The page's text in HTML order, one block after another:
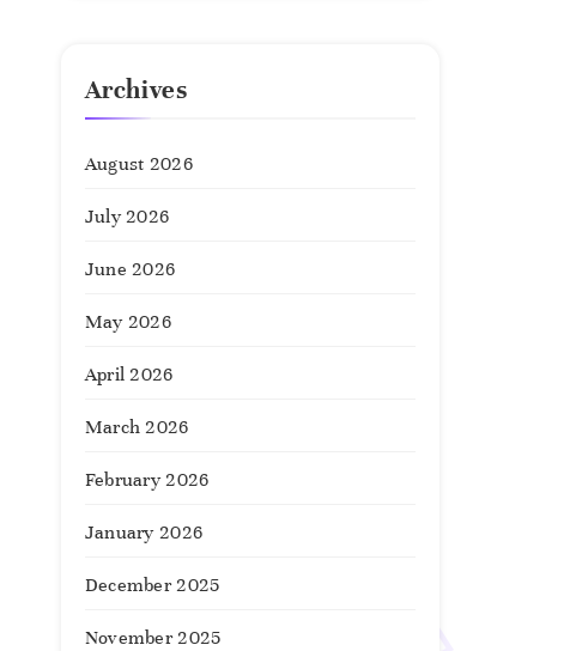
Archives
August 2026
July 2026
June 2026
May 2026
April 2026
March 2026
February 2026
January 2026
December 2025
November 2025